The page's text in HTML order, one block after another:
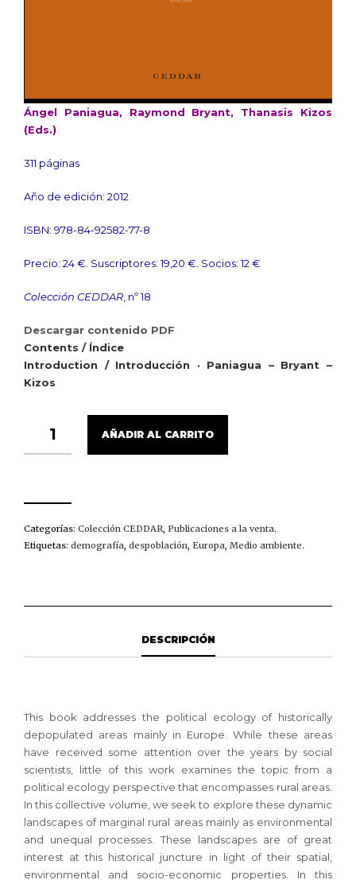
Ángel Paniagua, Raymond Bryant, Thanasis Kizos
(Eds.)
311 páginas
Año de edición: 2012
ISBN: 978-84-92582-77-8
Precio: 24 €. Suscriptores: 19,20 €. Socios: 12 €
Colección CEDDAR, nº 18
Descargar contenido PDF
Contents / Índice
Introduction / Introducción · Paniagua – Bryant –
Kizos
ECOLOGY
AND
PEOPLE
AÑADIR AL CARRITO
Categorías: Colección CEDDAR Publicaciones a la venta.
Etiquetas: demografía despoblación Europa Medio ambiente.
DESCRIPCIÓN
This book addresses the political ecology of historically
depopulated areas mainly in Europe. While these areas
have received some attention over the years by social
scientists, little of this work examines the topic from a
political ecology perspective that encompasses rural areas.
In this collective volume, we seek to explore these dynamic
landscapes of marginal rural areas mainly as environmental
and unequal processes. These landscapes are of great
interest at this historical juncture in light of their spatial,
environmental and socio-economic properties. In this